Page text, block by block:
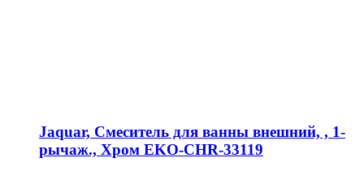
Jaquar, Смеситель для ванны внешний, , 1-
рычаж., Хром EKO-CHR-33119